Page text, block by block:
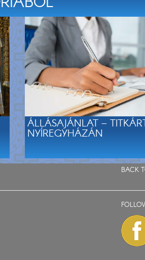
ÁLLÁSAJÁNLAT –
NYÍREGYHÁZÁN
BACK